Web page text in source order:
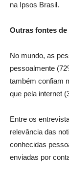
na Ipsos Brasil.
Outras fontes
No mundo, as
pessoalmente
também confiam
que pela internet
Entre os
relevância das
conhecidas
enviadas por